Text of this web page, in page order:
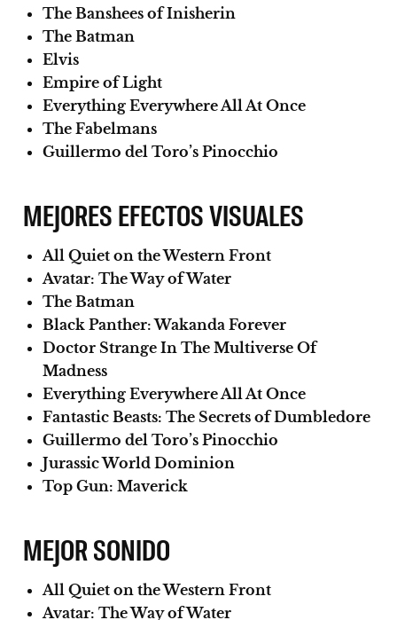
The Banshees of Inisherin
The Batman
Elvis
Empire of Light
Everything Everywhere All At Once
The Fabelmans
Guillermo del Toro’s Pinocchio
MEJORES EFECTOS VISUALES
All Quiet on the Western Front
Avatar: The Way of Water
The Batman
Black Panther: Wakanda Forever
Doctor Strange In The Multiverse Of
Madness
Everything Everywhere All At Once
Fantastic Beasts: The Secrets of Dumbledore
Guillermo del Toro’s Pinocchio
Jurassic World Dominion
Top Gun: Maverick
MEJOR SONIDO
All Quiet on the Western Front
Avatar: The Way of Water